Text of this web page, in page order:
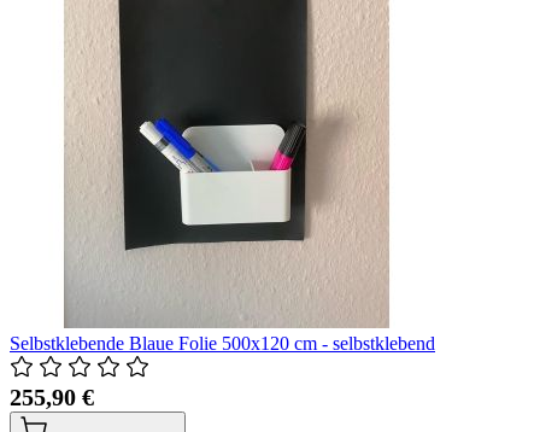
Selbstklebende Blaue Folie 500x120 cm - selbstklebend
255,90 €